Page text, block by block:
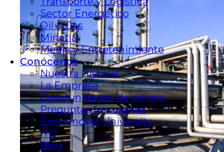
Sector Energético
Oil & Gas
Minería
Media y Entretenimiento
Conócenos
Nuestra Historia
La Empresa
Oportunidades de carrera
Preguntas frecuentes
Exomindset University
I+D
Blog